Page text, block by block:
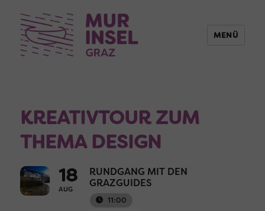
MENÜ
KREATIVTOUR ZUM
THEMA DESIGN
18
AUG
RUNDGANG MIT DEN
GRAZGUIDES
11:00